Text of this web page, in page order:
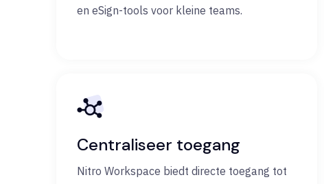
en eSign-tools voor kleine teams.
Centraliseer toegang
Nitro Workspace biedt directe toegang tot